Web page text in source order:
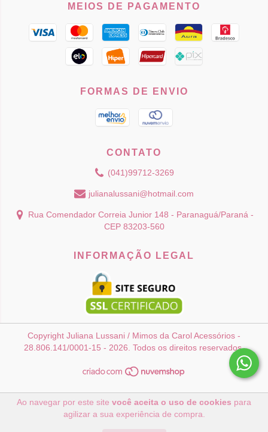
Ao navegar por este site você aceita o uso de cookies para
agilizar a sua experiência de compra.
MEIOS DE PAGAMENTO
FORMAS DE ENVIO
CONTATO
(041)99712-3269
julianalussani@hotmail.com
Rua Comendador Correia Junior 148 - Paranaguá/Paraná -
CEP 83203-560
INFORMAÇÃO LEGAL
Copyright Juliana Lussani / Mimos da Carol Acessórios -
28.806.141/0001-15 - 2026. Todos os direitos reservados.